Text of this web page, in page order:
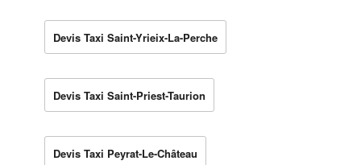
Devis Taxi Saint-Yrieix-La-Perche
Devis Taxi Saint-Priest-Taurion
Devis Taxi Peyrat-Le-Château